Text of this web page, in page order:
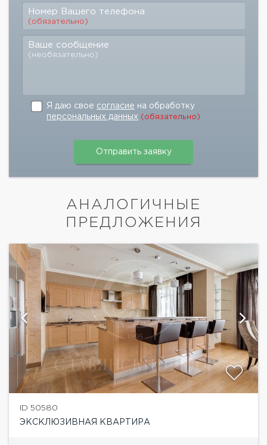
Номер Вашего телефона
(обязательно)
Ваше сообщение
(необязательно)
Я даю свое согласие на обработку
персональных данных (обязательно)
АНАЛОГИЧНЫЕ
ПРЕДЛОЖЕНИЯ
ID 50580
ЭКСКЛЮЗИВНАЯ КВАРТИРА